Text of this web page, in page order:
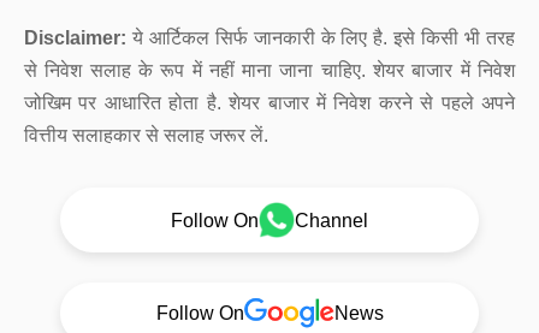
Disclaimer: ये आर्टिकल सिर्फ जानकारी के लिए है. इसे किसी भी तरह
से निवेश सलाह के रूप में नहीं माना जाना चाहिए. शेयर बाजार में निवेश
जोखिम पर आधारित होता है. शेयर बाजार में निवेश करने से पहले अपने
वित्तीय सलाहकार से सलाह जरूर लें.
Follow On Channel
Follow On News